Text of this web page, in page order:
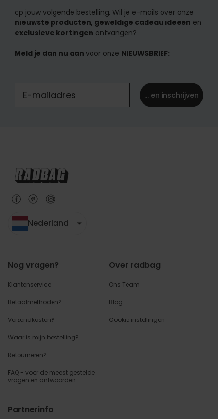
op jouw volgende bestelling. Wil je e-mails over onze
nieuwste producten, geweldige cadeau ideeën en
exclusieve kortingen ontvangen?
Meld je dan nu aan voor onze NIEUWSBRIEF:
... en inschrijven
Nederland
Nog vragen?
Klantenservice
Betaalmethoden?
Verzendkosten?
Waar is mijn bestelling?
Retourneren?
FAQ - voor de meest gestelde
vragen en antwoorden
Over radbag
Ons Team
Blog
Cookie instellingen
Partnerinfo